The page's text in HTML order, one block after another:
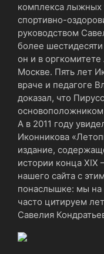
комплекса лыжных
спортивно-
руководством
более
он и в
Москве. Пять лет
враче и педагоге
доказал, что
А в 2011 году
Иконникова
издание,
истории конца XIX
нашего сайта с
понаслышке: мы на
часто цитируем
Савелия